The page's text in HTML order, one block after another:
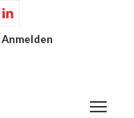
Anmelden